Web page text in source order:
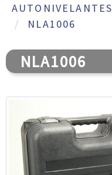
AUTONIVELANTES
NLA1006
NLA1006